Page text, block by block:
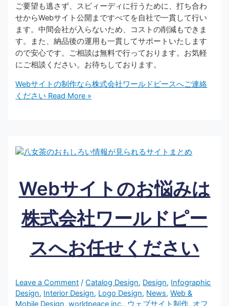
ご要望も逃さず、スピィーディに行うために、打ち合わ
せからWebサイト公開まですべてを自社で一貫して行い
ます。中間会社が入らないため、コストの削減もできま
す。また、納品後の運用も一貫してサポートいたします
ので安心です。ご相談は無料で行っております。お気軽
にご相談ください。お待ちしております。
Webサイトの制作なら株式会社ワールドピースへご連絡
ください Read More »
Webサイトのお悩みは
株式会社ワールドピー
スへお任せください
Leave a Comment /Catalog Design, Design, Infographic
Design, Interior Design, Logo Design, News,Web &
Mobile Design,worldpeace inc., ウェブサイト制作, オフ